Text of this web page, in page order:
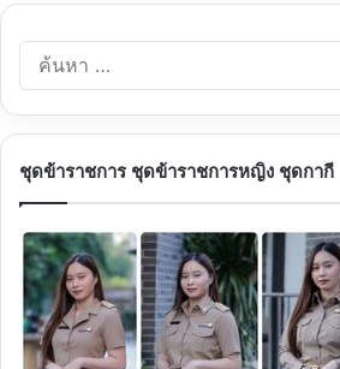
ชุดข้าราชการ ชุดข้าราชการหญิง ชุดกากี